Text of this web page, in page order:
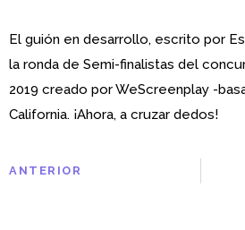
El guión en desarrollo, escrito por
la ronda de Semi-finalistas del
2019 creado por WeScreenplay -
California. ¡Ahora, a cruzar dedos!
ANTERIOR